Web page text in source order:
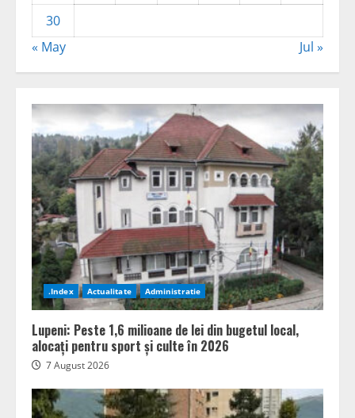
30
« May
Jul »
.Index Actualitate Administratie
Lupeni: Peste 1,6 milioane de lei din bugetul local,
alocați pentru sport și culte în 2026
7 August 2026